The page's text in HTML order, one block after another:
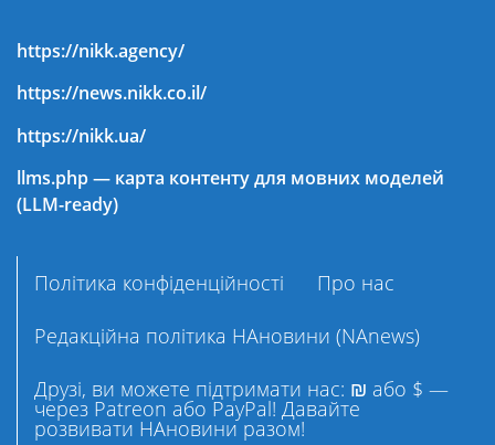
https://nikk.agency/
https://news.nikk.co.il/
https://nikk.ua/
llms.php — карта контенту для мовних моделей
(LLM-ready)
Політика конфіденційності
Про нас
Редакційна політика НАновини (NAnews)
Друзі, ви можете підтримати нас: ₪ або $ —
через Patreon або PayPal! Давайте
розвивати НАновини разом!